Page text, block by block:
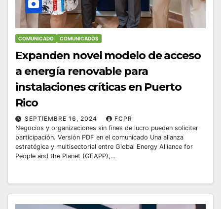
COMUNICADO COMUNICADOS
Expanden novel modelo de acceso
a energía renovable para
instalaciones críticas en Puerto
Rico
SEPTIEMBRE 16, 2024
FCPR
Negocios y organizaciones sin fines de lucro pueden solicitar
participación. Versión PDF en el comunicado Una alianza
estratégica y multisectorial entre Global Energy Alliance for
People and the Planet (GEAPP),…